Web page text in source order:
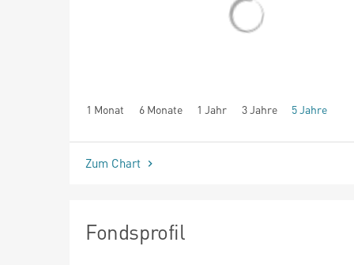
1 Monat 6 Monate 1 Jahr 3 Jahre 5 Jahre
seit Beginn
Zum Chart
Fondsprofil